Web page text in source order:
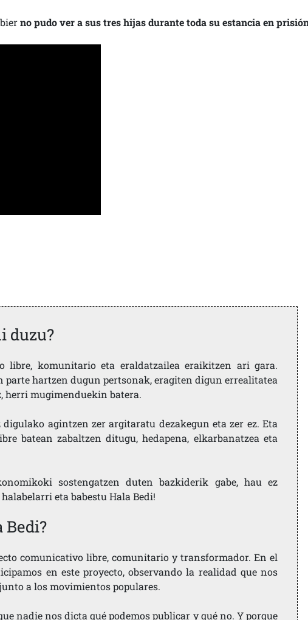
no pudo ver a sus tres hijas durante toda su estancia en
duzu?
libre, komunitario eta eraldatzailea eraikitzen ari gara.
parte hartzen dugun pertsonak, eragiten digun errealitatea
herri mugimenduekin batera.
agintzen zer argitaratu dezakegun eta zer ez. Eta
batean zabaltzen ditugu, hedapena, elkarbanatzea eta
sostengatzen duten bazkiderik gabe, hau ez
eta babestu Hala Bedi!
Bedi?
comunicativo libre, comunitario y transformador. En el
en este proyecto, observando la realidad que nos
a los movimientos populares.
nadie nos dicta qué podemos publicar y qué no. Y porque